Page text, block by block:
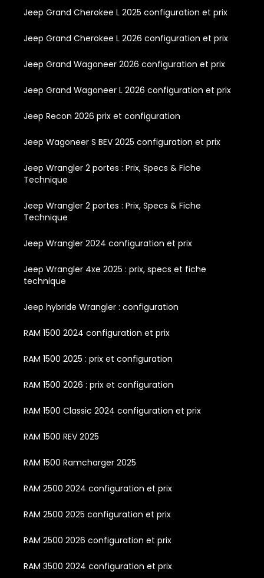
Jeep Grand Cherokee L 2025 configuration et prix
Jeep Grand Cherokee L 2026 configuration et prix
Jeep Grand Wagoneer 2026 configuration et prix
Jeep Grand Wagoneer L 2026 configuration et prix
Jeep Recon 2026 prix et configuration
Jeep Wagoneer S BEV 2025 configuration et prix
Jeep Wrangler 2 portes : Prix, Specs & Fiche
Technique
Jeep Wrangler 2 portes : Prix, Specs & Fiche
Technique
Jeep Wrangler 2024 configuration et prix
Jeep Wrangler 4xe 2025 : prix, specs et fiche
technique
Jeep hybride Wrangler : configuration
RAM 1500 2024 configuration et prix
RAM 1500 2025 : prix et configuration
RAM 1500 2026 : prix et configuration
RAM 1500 Classic 2024 configuration et prix
RAM 1500 REV 2025
RAM 1500 Ramcharger 2025
RAM 2500 2024 configuration et prix
RAM 2500 2025 configuration et prix
RAM 2500 2026 configuration et prix
RAM 3500 2024 configuration et prix